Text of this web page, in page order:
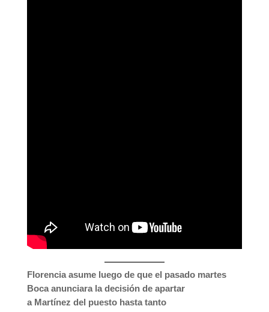
Florencia asume luego de que el pasado martes
Boca anunciara la decisión de apartar
a Martínez del puesto hasta tanto